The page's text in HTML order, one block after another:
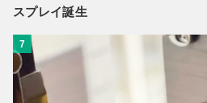
スプレイ誕生
7